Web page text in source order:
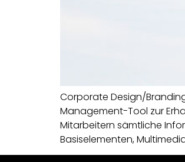
Corporate Design/
Management-Tool zur
Mitarbeitern sämtliche
Basiselementen,